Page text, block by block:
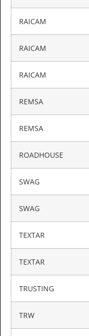
RAICAM
RAICAM
RAICAM
REMSA
REMSA
ROADHOUSE
SWAG
SWAG
TEXTAR
TEXTAR
TRUSTING
TRW